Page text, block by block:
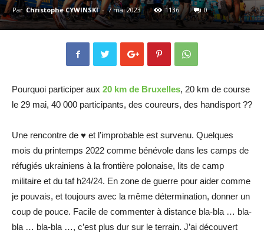
voix
Par Christophe CYWINSKI - 7 mai 2023 1136 0
Pourquoi participer aux 20 km de Bruxelles, 20 km de course
le 29 mai, 40 000 participants, des coureurs, des handisport ??
Une rencontre de ♥️ et l’improbable est survenu. Quelques
mois du printemps 2022 comme bénévole dans les camps de
réfugiés ukrainiens à la frontière polonaise, lits de camp
militaire et du taf h24/24. En zone de guerre pour aider comme
je pouvais, et toujours avec la même détermination, donner un
coup de pouce. Facile de commenter à distance bla-bla … bla-
bla … bla-bla …, c’est plus dur sur le terrain. J’ai découvert